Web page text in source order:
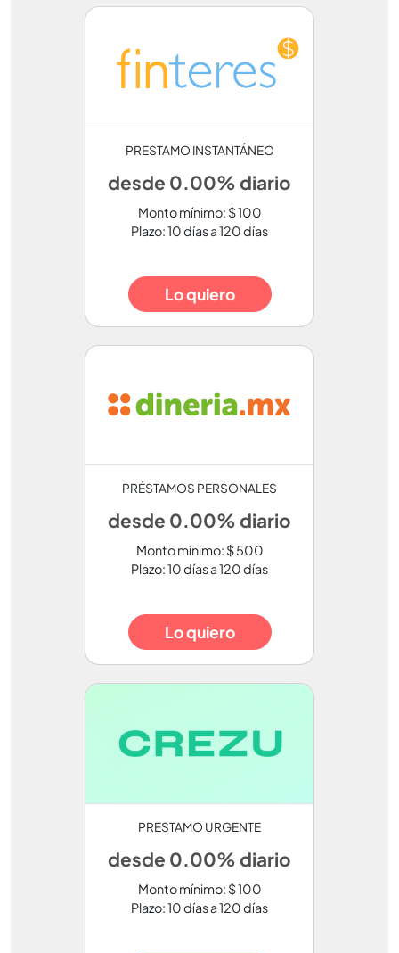
PRESTAMO INSTANTÁNEO
desde 0.00% diario
Monto mínimo: $ 100
Plazo: 10 días a 120 días
Lo quiero
PRÉSTAMOS PERSONALES
desde 0.00% diario
Monto mínimo: $ 500
Plazo: 10 días a 120 días
Lo quiero
PRESTAMO URGENTE
desde 0.00% diario
Monto mínimo: $ 100
Plazo: 10 días a 120 días